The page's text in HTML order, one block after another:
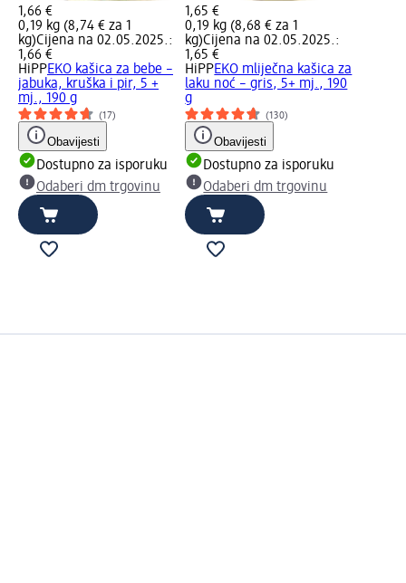
1,66 €
0,19 kg (8,74 € za 1
kg)Cijena na 02.05.2025.:
1,66 €
HiPPEKO kašica za bebe –
jabuka, kruška i pir, 5 +
mj., 190 g
(17)
Obavijesti
Dostupno za isporuku
Odaberi dm trgovinu
1,65 €
0,19 kg (8,68 € za 1
kg)Cijena na 02.05.2025.:
1,65 €
HiPPEKO mliječna kašica za
laku noć – gris, 5+ mj., 190
g
(130)
Obavijesti
Dostupno za isporuku
Odaberi dm trgovinu